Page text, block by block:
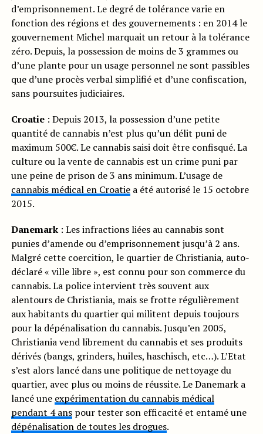
d’emprisonnement. Le degré de tolérance varie en
fonction des régions et des gouvernements : en 2014 le
gouvernement Michel marquait un retour à la tolérance
zéro. Depuis, la possession de moins de 3 grammes ou
d’une plante pour un usage personnel ne sont passibles
que d’une procès verbal simplifié et d’une confiscation,
sans poursuites judiciaires.
Croatie: Depuis 2013, la possession d’une petite
quantité de cannabis n’est plus qu’un délit puni de
maximum 500€. Le cannabis saisi doit être confisqué. La
culture ou la vente de cannabis est un crime puni par
une peine de prison de 3 ans minimum. L’usage de
cannabis médical en Croatiea été autorisé le 15 octobre
2015.
Danemark: Les infractions liées au cannabis sont
punies d’amende ou d’emprisonnement jusqu’à 2 ans.
Malgré cette coercition, le quartier de Christiania, auto-
déclaré « ville libre », est connu pour son commerce du
cannabis. La police intervient très souvent aux
alentours de Christiania, mais se frotte régulièrement
aux habitants du quartier qui militent depuis toujours
pour la dépénalisation du cannabis. Jusqu’en 2005,
Christiania vend librement du cannabis et ses produits
dérivés (bangs, grinders, huiles, haschisch, etc…). L’Etat
s’est alors lancé dans une politique de nettoyage du
quartier, avec plus ou moins de réussite. Le Danemark a
lancé une expérimentation du cannabis médical
pendant 4 anspour tester son efficacité et entamé une
dépénalisation de toutes les drogues.